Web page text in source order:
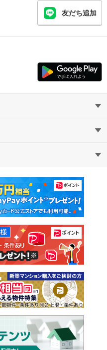
友だち追加
中古マンション
中古一戸建て
土地
教えて！住まいの先生